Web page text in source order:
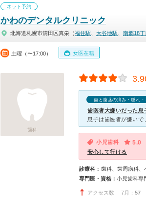
ネット予約
かわのデンタルクリニック
北海道札幌市清田区真栄（福住駅 大谷地駅 南郷18丁
土曜（〜17:00） 女医在籍
歯科
歯と
歯医者大嫌いだった
小児歯科 5.0
安心して行ける
診療科： 歯科、歯周病科、
専門医・資格： 小児歯科専
アクセス数 7月： 57